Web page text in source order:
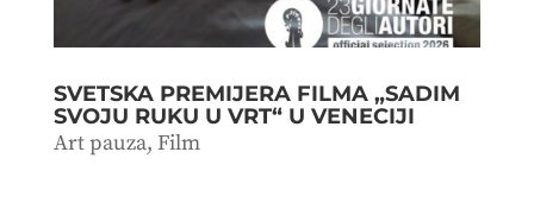
SVETSKA PREMIJERA FILMA „SADIM
SVOJU RUKU U VRT“ U VENECIJI
Art pauza, Film